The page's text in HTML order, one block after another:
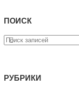
ПОИСК
РУБРИКИ